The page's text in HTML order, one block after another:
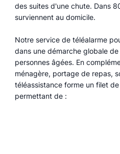
des suites d'une chute. Dans
surviennent au domicile.
Notre service de téléalarme
dans une démarche globale
personnes âgées. En
ménagère, portage de repas,
téléassistance forme un filet
permettant de :